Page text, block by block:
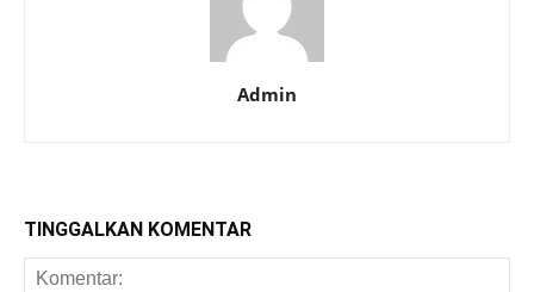
Admin
TINGGALKAN KOMENTAR